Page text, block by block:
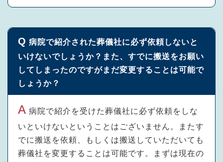
病院で紹介された葬儀社に必ず依頼しないと
いけないでしょうか？また、すでに搬送をお願い
してしまったのですがまだ変更することは可能で
しょうか？
病院で紹介を受けた葬儀社に必ず依頼をしな
いといけないということはございません。またす
でに搬送を依頼、もしくは搬送していただいても
葬儀社を変更することは可能です。まずは現在の